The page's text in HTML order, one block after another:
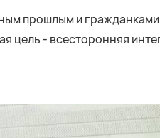
прошлым и
цель - всесторонняя